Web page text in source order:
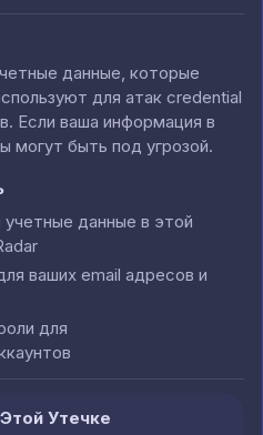
данные, которые
для атак credential
Если ваша информация в
могут быть под угрозой.
данные в этой
ваших email адресов и
для
Утечке